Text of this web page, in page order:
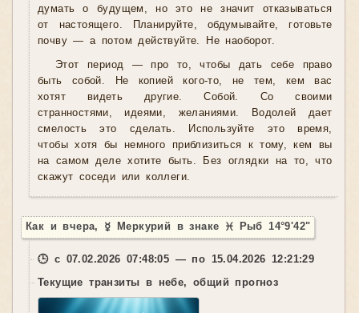
думать о будущем, но это не значит отказываться
от настоящего. Планируйте, обдумывайте, готовьте
почву — а потом действуйте. Не наоборот.
Этот период — про то, чтобы дать себе право
быть собой. Не копией кого-то, не тем, кем вас
хотят видеть другие. Собой. Со своими
странностями, идеями, желаниями. Водолей дает
смелость это сделать. Используйте это время,
чтобы хотя бы немного приблизиться к тому, кем вы
на самом деле хотите быть. Без оглядки на то, что
скажут соседи или коллеги.
Как и вчера, ☿ Меркурий в знаке ♓ Рыб 14°9'42"
🕒 с 07.02.2026 07:48:05 — по 15.04.2026 12:21:29
Текущие транзиты в небе, общий прогноз